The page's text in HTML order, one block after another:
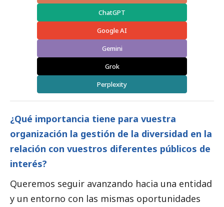
ChatGPT
Google AI
Gemini
Grok
Perplexity
¿Qué importancia tiene para vuestra
organización la gestión de la diversidad en la
relación con vuestros diferentes públicos de
interés?
Queremos seguir avanzando hacia una entidad
y un entorno con las mismas oportunidades